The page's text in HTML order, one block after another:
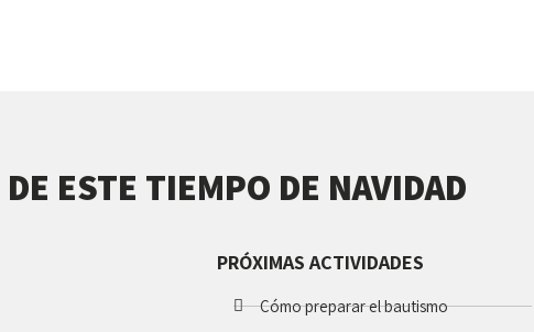
ESTE TIEMPO DE NAVIDAD
PRÓXIMAS ACTIVIDADES
Cómo preparar el bautismo